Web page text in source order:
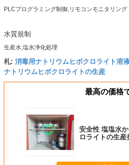
PLCプログラミング制御,リモコンモニタリング
水質規制
生産水,塩水浄化処理
札: 消毒用ナトリウムヒポクロライト溶
ナトリウムヒポクロライトの生産
最高の価格
安全性 塩塩水
ロライトの生